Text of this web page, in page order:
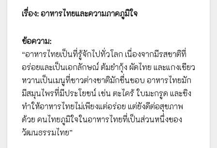
เรื่อง: อาหารไทยและความภาคภูมิใจ
ข้อความ:
“อาหารไทยเป็นที่รู้จักไปทั่วโลก เนื่องจากมีรสชาติที่
อร่อยและเป็นเอกลักษณ์ ต้มยำกุ้ง ผัดไทย และแกงเขียว
หวานเป็นเมนูที่ชาวต่างชาติมักชื่นชอบ อาหารไทยมัก
มีสมุนไพรที่มีประโยชน์ เช่น ตะไคร้ ใบมะกรูด และขิง
ทำให้อาหารไทยไม่เพียงแต่อร่อย แต่ยังดีต่อสุขภาพ
ด้วย คนไทยภูมิใจในอาหารไทยที่เป็นส่วนหนึ่งของ
วัฒนธรรมไทย”